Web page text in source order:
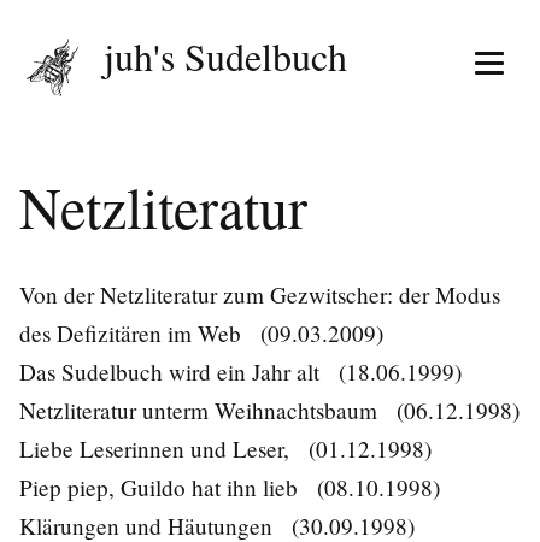
Menü
juh's Sudelbuch
Netzliteratur
Von der Netzliteratur zum Gezwitscher: der Modus
des Defizitären im Web
(09.03.2009)
Das Sudelbuch wird ein Jahr alt
(18.06.1999)
Netzliteratur unterm Weihnachtsbaum
(06.12.1998)
Liebe Leserinnen und Leser,
(01.12.1998)
Piep piep, Guildo hat ihn lieb
(08.10.1998)
Klärungen und Häutungen
(30.09.1998)